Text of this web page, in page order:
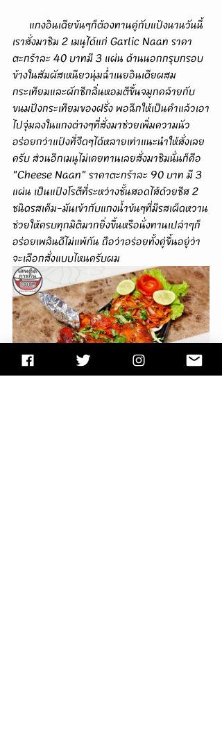
เราสั่งมาชิม 2 เมนูได้แก่ Garlic Naan ราคา
ตะกร้าละ 40 บาทมี 3 แผ่น ด้านนอกกรุบกรอบ
ข้างในสัมผัสเหนียวนุ่มฉ่ำเนยอินเดียผสม
กระเทียมและผักชีกลิ่นหอมตีขึ้นจมูกคล้ายกับ
ขนมปังกระเทียมของฝรั่ง พอฉีกให้เป็นคำแล้วเอา
ไปจุ่มลงในแกงต่างๆที่สั่งมาช่วยเพิ่มความนัว
อร่อยกว่าแป้งที่จืดๆได้หลายเท่าแนะนำให้สั่งเลย
ครับ ส่วนอีกเมนูไม่เคยทานเลยสั่งมาชิมนั่นก็คือ
"Cheese Naan" ราคาตะกร้าละ 90 บาท มี 3
แผ่น เป็นแป้งโรตีที่ระหว่างชั้นสอดไส้ด้วยชีส 2
ชนิดรสเค็ม-มันเข้ากับแกงน้ำข้นๆที่มีรสเผ็ดหวาน
ช่วยให้ครบทุกมิติมากยิ่งขึ้นหรือนั่งทานเปล่าๆก็
อร่อยเพลินดีไม่แพ้กัน ถือว่าอร่อยทั้งคู่ขึ้นอยู่ว่า
จะเลือกสั่งแบบไหนครับผม